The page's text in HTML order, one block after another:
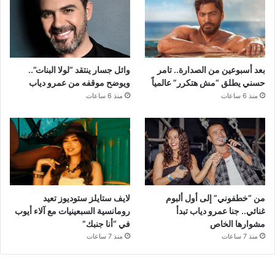
بعد أسبوعين من الصدارة.. تامر
حسني يطلق “مش هتكرر” عالمياً
منذ 6 ساعات
وائل جسار ينتقد “لولا البنات”..
ويوضح موقفه من عمرو دياب
منذ 6 ساعات
من “خطفوني” إلى أول ألبوم
غنائي.. جنا عمرو دياب تبدأ
مشوارها الخاص
منذ 7 ساعات
لايف ستايلز ستوديوز تعيد
رومانسية السبعينيات مع آلاء أيوب
في “أنا جنبك”
منذ 7 ساعات